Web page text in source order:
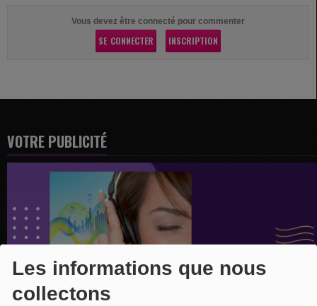
Les informations que nous
collectons
Vous devez être connecté pour commenter
SE CONNECTER INSCRIPTION
VOTRE PUBLICITÉ